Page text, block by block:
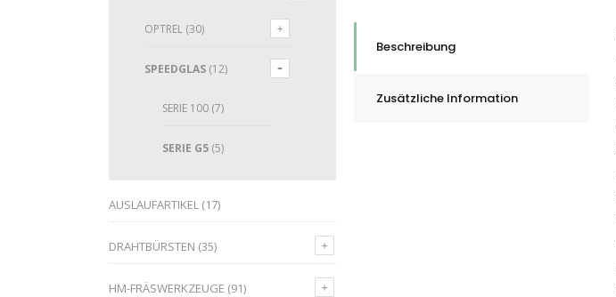
OPTREL (30)
SPEEDGLAS (12)
SERIE 100 (7)
SERIE G5 (5)
AUSLAUFARTIKEL (17)
DRAHTBÜRSTEN (35)
HM-FRÄSWERKZEUGE (91)
Beschreibung
Zusätzliche Information